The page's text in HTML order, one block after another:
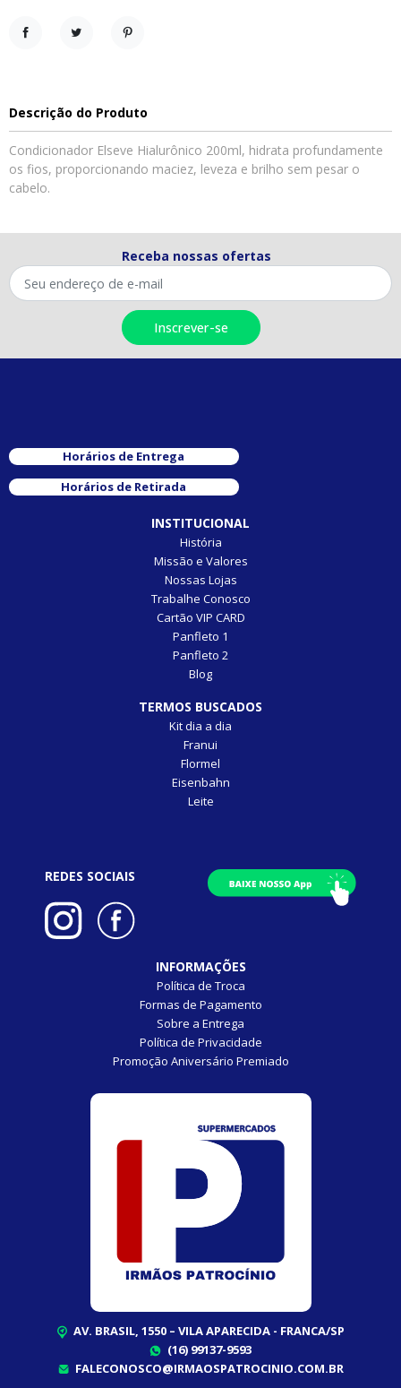
Descrição do Produto
Condicionador Elseve Hialurônico 200ml, hidrata profundamente
os fios, proporcionando maciez, leveza e brilho sem pesar o
cabelo.
Receba nossas ofertas
Horários de Entrega
Horários de Retirada
INSTITUCIONAL
História
Missão e Valores
Nossas Lojas
Trabalhe Conosco
Cartão VIP CARD
Panfleto 1
Panfleto 2
Blog
TERMOS BUSCADOS
Kit dia a dia
Franui
Flormel
Eisenbahn
Leite
REDES SOCIAIS
INFORMAÇÕES
Política de Troca
Formas de Pagamento
Sobre a Entrega
Política de Privacidade
Promoção Aniversário Premiado
AV. BRASIL, 1550 – VILA APARECIDA - FRANCA/SP
(16) 99137-9593
FALECONOSCO@IRMAOSPATROCINIO.COM.BR